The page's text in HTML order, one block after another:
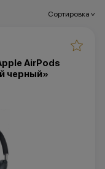
Сортировка>
AirPods
черный»